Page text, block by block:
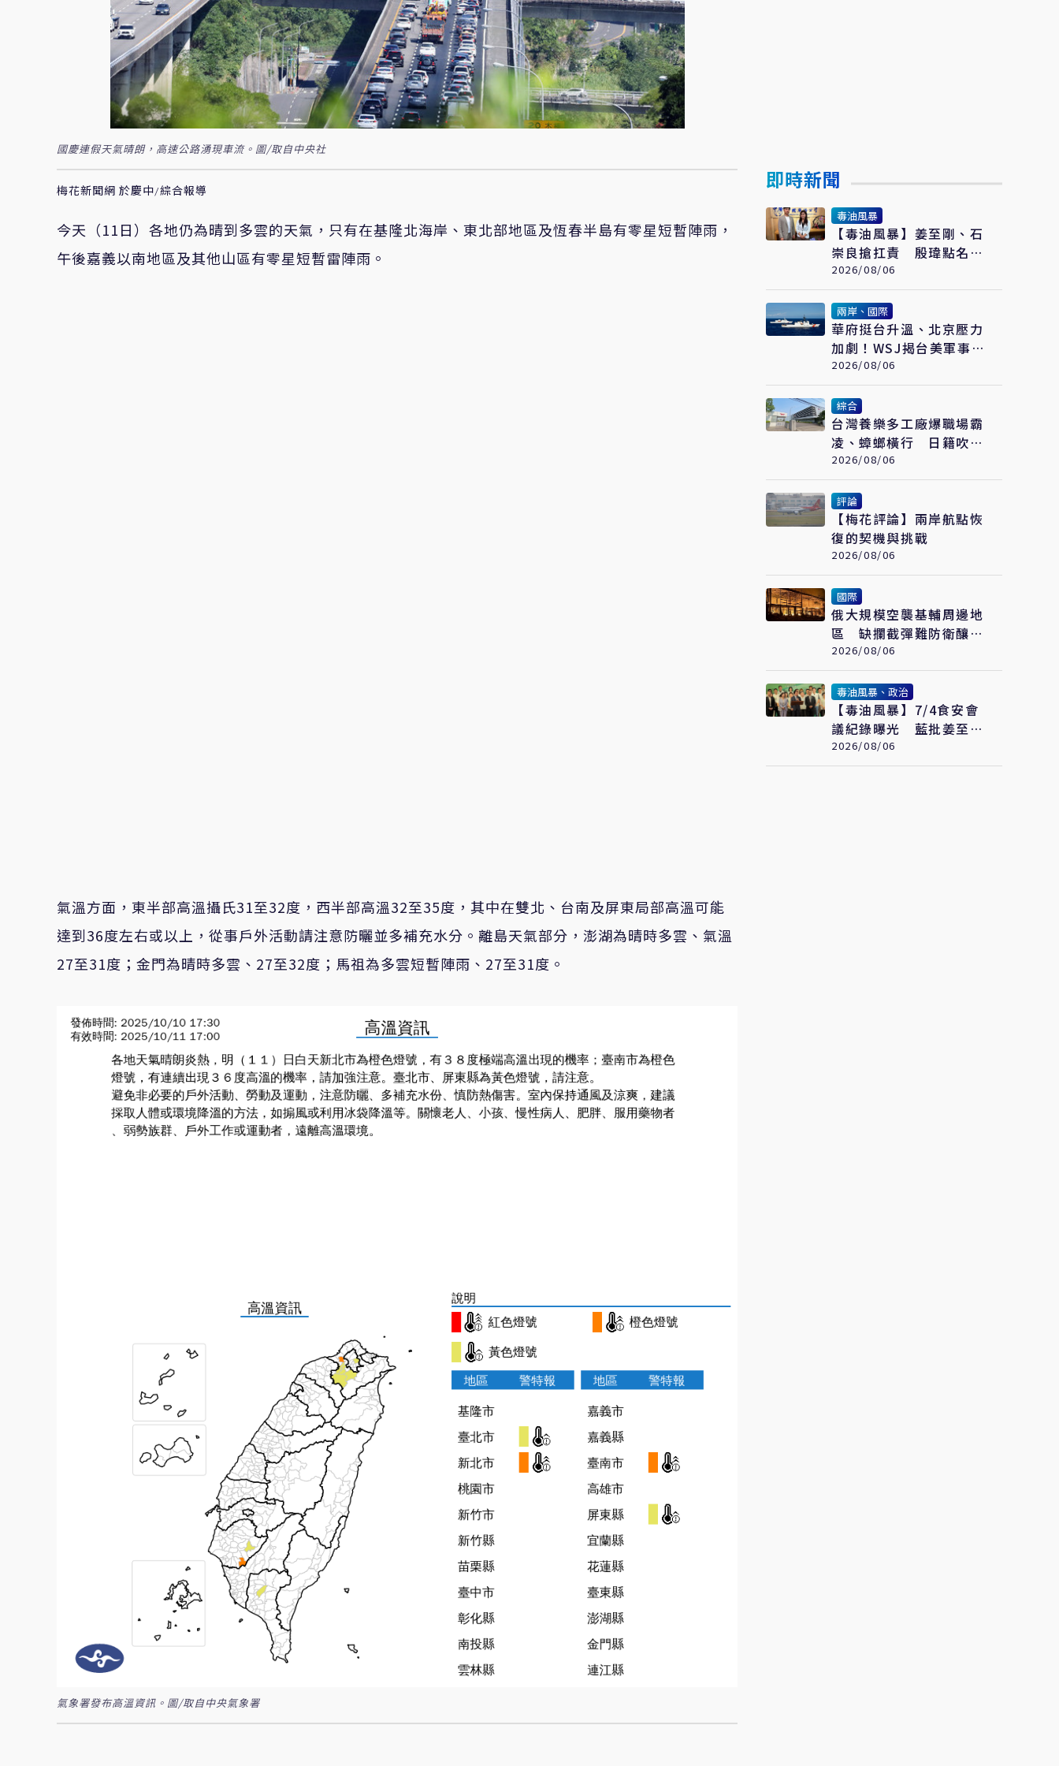
國慶連假天氣晴朗，高速公路湧現車流。圖/取自中央社
梅花新聞網 於慶中/綜合報導
今天（11日）各地仍為晴到多雲的天氣，只有在基隆北海岸、東北部地區及恆春半島有零星短暫陣雨，
午後嘉義以南地區及其他山區有零星短暫雷陣雨。
氣溫方面，東半部高溫攝氏31至32度，西半部高溫32至35度，其中在雙北、台南及屏東局部高溫可能
達到36度左右或以上，從事戶外活動請注意防曬並多補充水分。離島天氣部分，澎湖為晴時多雲、氣溫
27至31度；金門為晴時多雲、27至32度；馬祖為多雲短暫陣雨、27至31度。
氣象署發布高溫資訊。圖/取自中央氣象署
即時新聞
毒油風暴
【毒油風暴】姜至剛、石
崇良搶扛責 殷瑋點名：
賴清德親口背書20%毒油
放行
2026/08/06
兩岸、國際
華府挺台升溫、北京壓力
加劇！WSJ揭台美軍事合
作浮上檯面 翁履中：台
灣更要算清安全成本
2026/08/06
綜合
台灣養樂多工廠爆職場霸
凌、蟑螂橫行 日籍吹哨
者反被調查罹憂鬱症
2026/08/06
評論
【梅花評論】兩岸航點恢
復的契機與挑戰
2026/08/06
國際
俄大規模空襲基輔周邊地
區 缺攔截彈難防衛釀17
死44傷
2026/08/06
毒油風暴、政治
【毒油風暴】7/4食安會
議紀錄曝光 藍批姜至剛
20％裁示拖月餘才認帳
「賴清德是最大破口」
2026/08/06